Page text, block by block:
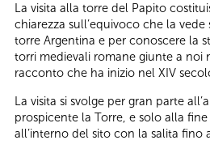
La visita alla torre del Papito
chiarezza sull’equivoco che la
torre Argentina e per conoscere la
torri medievali romane giunte a noi
racconto che ha inizio nel XIV
La visita si svolge per gran parte
prospicente la Torre, e solo alla fine
all’interno del sito con la salita fino